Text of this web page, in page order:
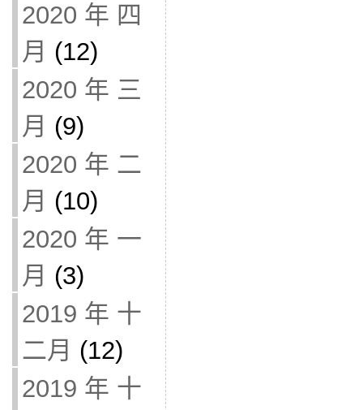
2020 年 四
月 (12)
2020 年 三
月 (9)
2020 年 二
月 (10)
2020 年 一
月 (3)
2019 年 十
二月 (12)
2019 年 十